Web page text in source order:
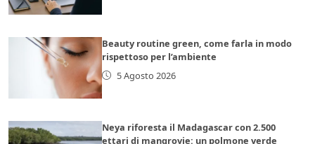
Beauty routine green, come farla in modo
rispettoso per l’ambiente
5 Agosto 2026
Neya riforesta il Madagascar con 2.500
ettari di mangrovie: un polmone verde